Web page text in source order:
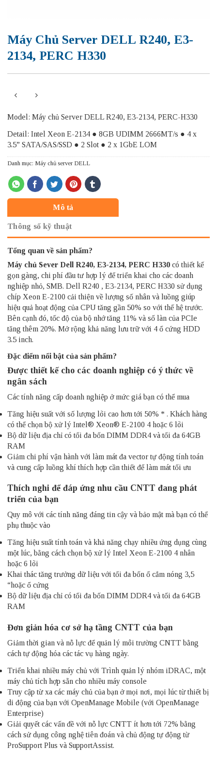
Máy Chủ Server DELL R240, E3-
2134, PERC H330
Model: Máy chủ Server DELL R240, E3-2134, PERC-H330
Detail: Intel Xeon E-2134 ● 8GB UDIMM 2666MT/s ● 4 x
3.5” SATA/SAS/SSD ● 2 Slot ● 2 x 1GbE LOM
Danh mục: Máy chủ server DELL
Mô tả
Thông số kỹ thuật
Tổng quan về sản phẩm?
Máy chủ Sever Dell R240, E3-2134, PERC H330 có thiết kế
gọn gàng, chi phí đầu tư hợp lý để triển khai cho các doanh
nghiệp nhỏ, SMB. Dell R240 , E3-2134, PERC H330 sử dụng
chíp Xeon E-2100 cải thiện về lượng số nhân và luồng giúp
hiệu quả hoạt động của CPU tăng gần 50% so với thế hệ trước.
Bên cạnh đó, tốc độ của bộ nhớ tăng 11% và số làn của PCIe
tăng thêm 20%. Mở rộng khả năng lưu trữ với 4 ổ cứng HDD
3.5 inch.
Đặc điểm nổi bật của sản phẩm?
Được thiết kế cho các doanh nghiệp có ý thức về
ngân sách
Các tính năng cấp doanh nghiệp ở mức giá bạn có thể mua
Tăng hiệu suất với số lượng lõi cao hơn tới 50% * . Khách hàng
có thể chọn bộ xử lý Intel® Xeon® E-2100 4 hoặc 6 lõi
Bộ dữ liệu địa chỉ có tối đa bốn DIMM DDR4 và tối đa 64GB
RAM
Giảm chi phí vận hành với làm mát đa vector tự động tính toán
và cung cấp luồng khí thích hợp cần thiết để làm mát tối ưu
Thích nghi để đáp ứng nhu cầu CNTT đang phát
triển của bạn
Quy mô với các tính năng đáng tin cậy và bảo mật mà bạn có thể
phụ thuộc vào
Tăng hiệu suất tính toán và khả năng chạy nhiều ứng dụng cùng
một lúc, bằng cách chọn bộ xử lý Intel Xeon E-2100 4 nhân
hoặc 6 lõi
Khai thác tăng trưởng dữ liệu với tối đa bốn ổ cắm nóng 3,5
“hoặc ổ cứng
Bộ dữ liệu địa chỉ có tối đa bốn DIMM DDR4 và tối đa 64GB
RAM
Đơn giản hóa cơ sở hạ tầng CNTT của bạn
Giảm thời gian và nỗ lực để quản lý môi trường CNTT bằng
cách tự động hóa các tác vụ hàng ngày.
Triển khai nhiều máy chủ với Trình quản lý nhóm iDRAC, một
máy chủ tích hợp sẵn cho nhiều máy console
Truy cập từ xa các máy chủ của bạn ở mọi nơi, mọi lúc từ thiết bị
di động của bạn với OpenManage Mobile (với OpenManage
Enterprise)
Giải quyết các vấn đề với nỗ lực CNTT ít hơn tới 72% bằng
cách sử dụng công nghệ tiên đoán và chủ động tự động từ
ProSupport Plus và SupportAssist.